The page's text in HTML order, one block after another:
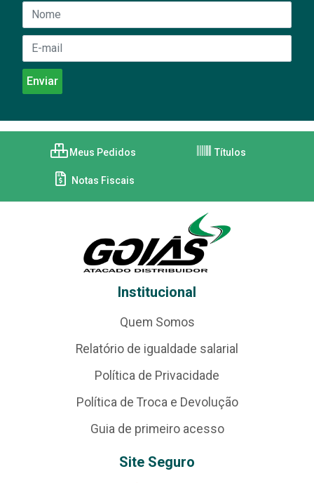
Meus Pedidos Títulos
Notas Fiscais
Institucional
Quem Somos
Relatório de igualdade salarial
Política de Privacidade
Política de Troca e Devolução
Guia de primeiro acesso
Site Seguro